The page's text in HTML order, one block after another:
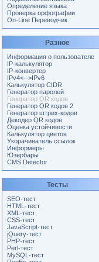
Определение языка
Проверка орфографии
On-Line Переводчик
Разное
Информация о пользователе
IP-калькулятор
IP-конвертер
IPv4<-->IPv6
Калькулятор CIDR
Генератор паролей
Генератор QR кодов
Генератор QR кодов 2
Генератор штрих-кодов
Декодер QR кодов
Оценка устойчивости
Калькулятор цветов
Укорачиватель ссылок
Информеры
Юзербары
CMS Detector
Тесты
SEO-тест
HTML-тест
XML-тест
CSS-тест
JavaScript-тест
jQuery-тест
PHP-тест
Perl-тест
MySQL-тест